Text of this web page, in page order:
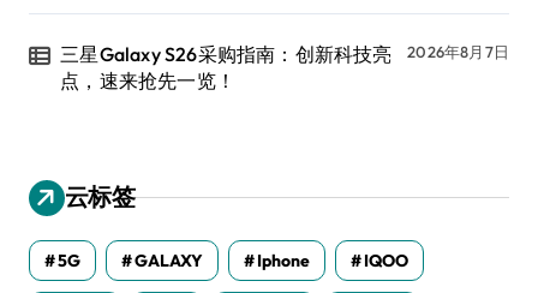
三星Galaxy S26采购指南：创新科技亮
点，速来抢先一览！
2026年8月7日
云标签
5G GALAXY Iphone IQOO